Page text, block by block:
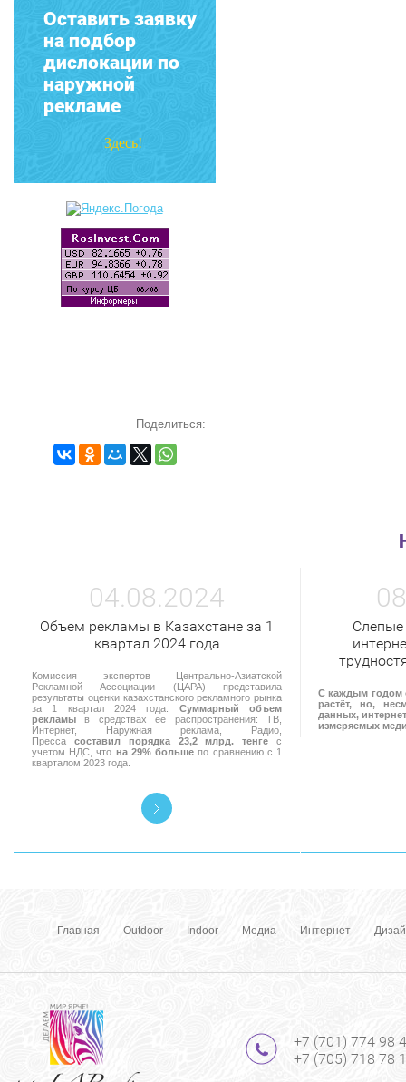
Оставить заявку
на подбор
дислокации по
наружной
рекламе
Здесь!
Поделиться:
04.08.2024
Объем рекламы в Казахстане за 1
квартал 2024 года
Комиссия экспертов Центрально-Азиатской
Рекламной Ассоциации (ЦАРА) представила
результаты оценки казахстанского рекламного рынка
за 1 квартал 2024 года. Суммарный объем
рекламы в средствах ее распространения: ТВ,
Интернет, Наружная реклама, Радио,
Пресса составил порядка 23,2 млрд. тенге с
учетом НДС, что на 29% больше по сравнению с 1
кварталом 2023 года.
С каждым годом
растёт, но,
данных,
измеряемых
Главная Outdoor Indoor Медиа Интернет
+7 (701) 774 98
+7 (705) 718 78